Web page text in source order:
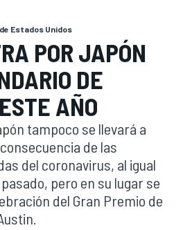
de Estados Unidos
POR JAPÓN
DE
AÑO
tampoco se llevará a
de las
del coronavirus, al igual
pero en su lugar se
del Gran Premio de